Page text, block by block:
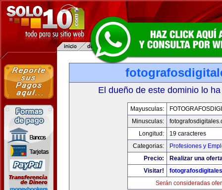
El dueño de este dominio lo
Mayusculas:
Minusculas:
Longitud:
19 caracteres
Categorias:
Profesiones y
Precio:
Realizar una
Visitar!
Serán consideradas